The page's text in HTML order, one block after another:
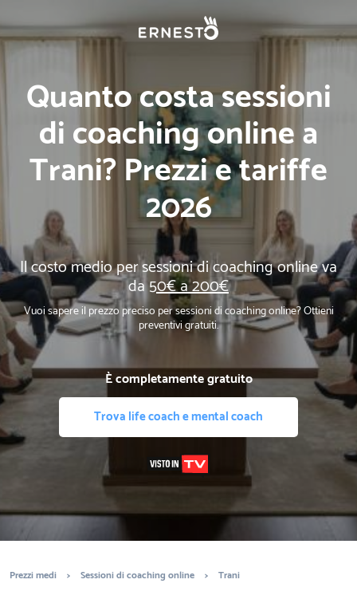
Quanto costa sessioni
di coaching online a
Trani? Prezzi e tariffe
2026
Il costo medio per sessioni di coaching online va
da50€ a 200€
Vuoi sapere il prezzo preciso per sessioni di coaching online? Ottieni
preventivi gratuiti.
È completamente gratuito
Trova life coach e mental coach
Prezzi medi > Sessioni di coaching online > Trani